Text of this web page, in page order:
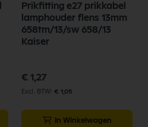
Prikfitting e27 prikkabel
lamphouder flens 13mm
658tm/13/sw 658/13
Kaiser
€ 1,27
€ 1,05
In Winkelwagen